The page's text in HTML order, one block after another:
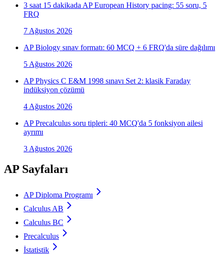
3 saat 15 dakikada AP European History pacing: 55 soru, 5
FRQ
7 Ağustos 2026
AP Biology sınav formatı: 60 MCQ + 6 FRQ'da süre dağılımı
5 Ağustos 2026
AP Physics C E&M 1998 sınavı Set 2: klasik Faraday
indüksiyon çözümü
4 Ağustos 2026
AP Precalculus soru tipleri: 40 MCQ'da 5 fonksiyon ailesi
ayrımı
3 Ağustos 2026
AP Sayfaları
AP Diploma Programı
Calculus AB
Calculus BC
Precalculus
İstatistik